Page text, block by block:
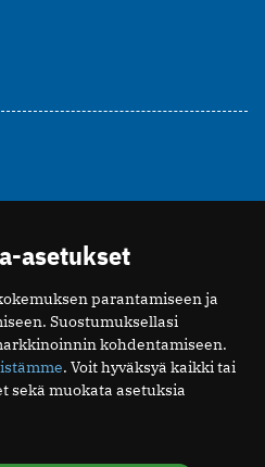
asetukset
parantamiseen ja
Suostumuksellasi
kohdentamiseen.
. Voit hyväksyä kaikki tai
sekä muokata asetuksia